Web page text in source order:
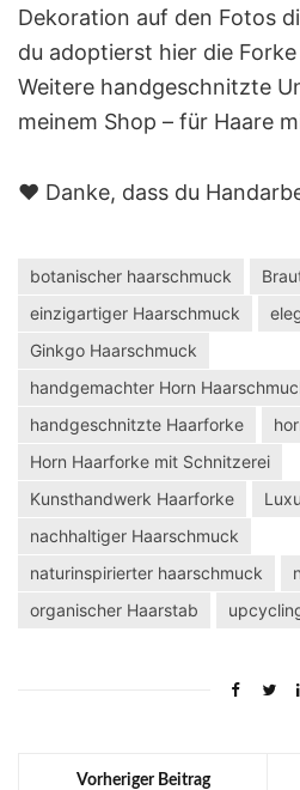
Dekoration auf den Fotos
du adoptierst hier die Forke
Weitere handgeschnitzte
meinem Shop – für Haare
❤️ Danke, dass du
botanischer haarschmuck
einzigartiger Haarschmuck
Ginkgo Haarschmuck
handgemachter Horn
handgeschnitzte Haarforke
Horn Haarforke mit Schnitzerei
Kunsthandwerk Haarforke
nachhaltiger Haarschmuck
naturinspirierter haarschmuck
organischer Haarstab
Vorheriger Beitrag